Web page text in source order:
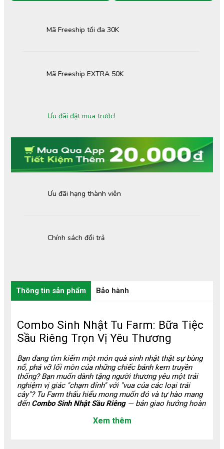
Mã Freeship EXTRA 50K
Mã Freeship tối đa 30K
Ưu đãi đặt mua trước!
Chính sách đổi trả
Ưu đãi hạng thành viên
Thông tin sản phẩm Bảo hành
Combo Sinh Nhật Tu Farm: Bữa Tiệc
Sầu Riêng Trọn Vị Yêu Thương
Bạn đang tìm kiếm một món quà sinh nhật thật sự bùng
nổ, phá vỡ lối mòn của những chiếc bánh kem truyền
thống? Bạn muốn dành tặng người thương yêu một trải
nghiệm vị giác "chạm đỉnh" với "vua của các loại trái
cây"? Tu Farm thấu hiểu mong muốn đó và tự hào mang
đến Combo Sinh Nhật Sầu Riêng— bản giao hưởng hoàn
"Nông sản thật – Giá trị thật"
Xem thêm